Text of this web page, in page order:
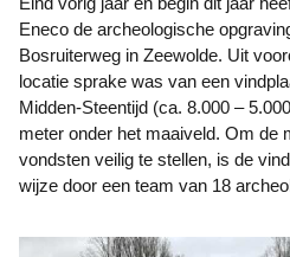
Eneco de archeologische
Bosruiterweg in Zeewolde. Uit
locatie sprake was van een
Midden-Steentijd (ca. 8.000 –
meter onder het maaiveld. Om de
vondsten veilig te stellen, is de
wijze door een team van 18